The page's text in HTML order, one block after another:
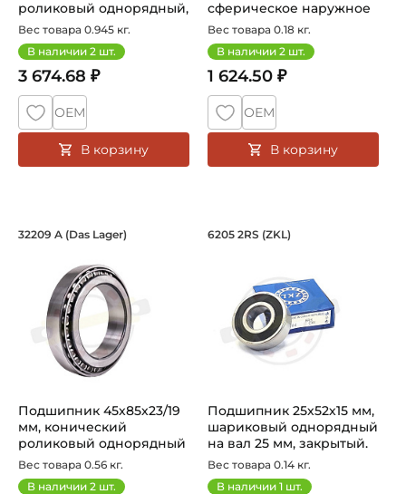
роликовый однорядный,
на вал 60 м...
Вес товара 0.945 кг.
В наличии 2 шт.
3 674.68 ₽
ОЕМ
В корзину
сферическое наружное
кол...
Вес товара 0.18 кг.
В наличии 2 шт.
1 624.50 ₽
ОЕМ
В корзину
Подшипник 45х85х23/19 мм,
32209 A (Das Lager)
Подшипник 45х85х23/19
мм, конический
роликовый однорядный
на вал 45 мм...
Вес товара 0.56 кг.
В наличии 2 шт.
Подшипник
6205 2RS (ZKL)
Подшипник 25х52х15 мм,
шариковый однорядный
на вал 25 мм, закрытый.
Арт...
Вес товара 0.14 кг.
В наличии 1 шт.